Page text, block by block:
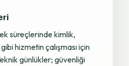
süreçlerinde kimlik,
hizmetin çalışması için
günlükler; güvenliği